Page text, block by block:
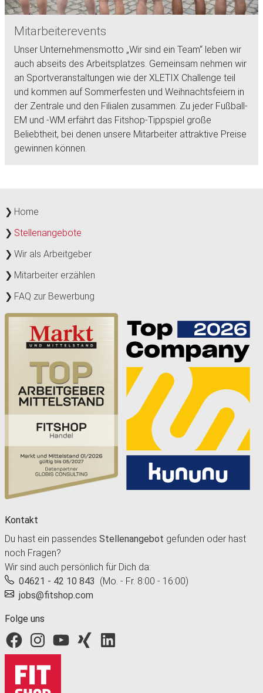
Mitarbeiterevents
Unser Unternehmensmotto „Wir sind ein Team“ leben wir
auch abseits des Arbeitsplatzes. Gemeinsam nehmen wir
an Sportveranstaltungen wie der XLETIX Challenge teil
und kommen auf Sommerfesten und Weihnachtsfeiern in
der Zentrale und den Filialen zusammen. Zu jeder Fußball-
EM und -WM erfährt das Fitshop-Tippspiel große
Beliebtheit, bei denen unsere Mitarbeiter attraktive Preise
gewinnen können.
Home
Stellenangebote
Wir als Arbeitgeber
Mitarbeiter erzählen
FAQ zur Bewerbung
Kontakt
Du hast ein passendes Stellenangebot gefunden oder hast
noch Fragen?
Wir sind auch persönlich für Dich da:
04621 - 42 10 843 (Mo. - Fr. 8:00 - 16:00)
jobs@fitshop.com
Folge uns
Fitshop bei YouTube